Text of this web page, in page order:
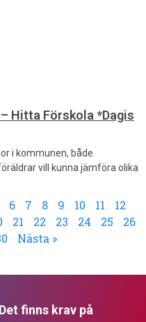
Hitta Förskola *Dagis
i kommunen, både
vill kunna jämföra olika
6 7 8 9 10 11
12
21 22 23 24 25
26
Nästa »
finns krav på